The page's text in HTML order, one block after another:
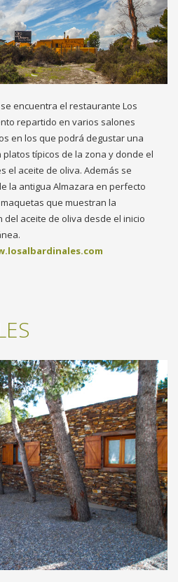
encuentra el restaurante Los
repartido en varios salones
en los que podrá degustar una
típicos de la zona y donde el
el aceite de oliva. Además se
la antigua Almazara en perfecto
que muestran la
aceite de oliva desde el inicio